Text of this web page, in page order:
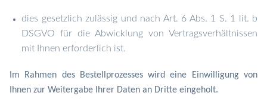
dies gesetzlich zulässig und nach Art. 6 Abs. 1 S. 1 lit. b
DSGVO für die Abwicklung von Vertragsverhältnissen
mit Ihnen erforderlich ist.
Im Rahmen des Bestellprozesses wird eine Einwilligung von
Ihnen zur Weitergabe Ihrer Daten an Dritte eingeholt.